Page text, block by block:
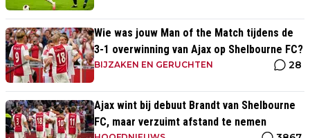
Wie was jouw Man of the Match tijdens de
3-1 overwinning van Ajax op Shelbourne FC?
BIJZAKEN EN GERUCHTEN 28
Ajax wint bij debuut Brandt van Shelbourne
FC, maar verzuimt afstand te nemen